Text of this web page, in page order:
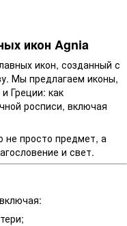
икон Agnia
икон, созданный с
Мы предлагаем иконы,
Греции: как
росписи, включая
не просто предмет, а
и свет.